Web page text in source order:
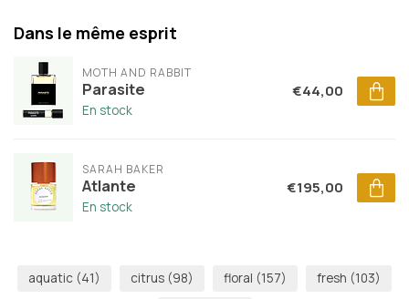
Dans le même esprit
MOTH AND RABBIT
Parasite
En stock
€44,00
SARAH BAKER
Atlante
En stock
€195,00
aquatic (41) citrus (98) floral (157) fresh (103)